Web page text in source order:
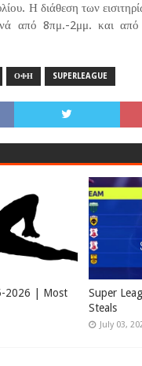
Η διάθεση των
από 8πμ.-2μμ. και
ΟΦΗ SUPERLEAGUE
2026 | Most
Super
Steals
July 03,